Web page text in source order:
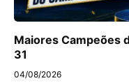
Maiores Campeões
31
04/08/2026